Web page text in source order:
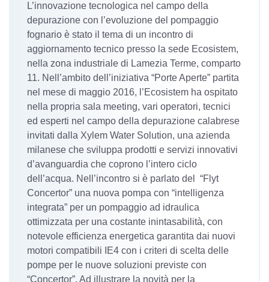
L’innovazione tecnologica nel campo della
depurazione con l’evoluzione del pompaggio
fognario è stato il tema di un incontro di
aggiornamento tecnico presso la sede Ecosistem,
nella zona industriale di Lamezia Terme, comparto
11. Nell’ambito dell’iniziativa “Porte Aperte” partita
nel mese di maggio 2016, l’Ecosistem ha ospitato
nella propria sala meeting, vari operatori, tecnici
ed esperti nel campo della depurazione calabrese
invitati dalla Xylem Water Solution, una azienda
milanese che sviluppa prodotti e servizi innovativi
d’avanguardia che coprono l’intero ciclo
dell’acqua. Nell’incontro si è parlato del “Flyt
Concertor” una nuova pompa con “intelligenza
integrata” per un pompaggio ad idraulica
ottimizzata per una costante inintasabilità, con
notevole efficienza energetica garantita dai nuovi
motori compatibili IE4 con i criteri di scelta delle
pompe per le nuove soluzioni previste con
“Concertor”. Ad illustrare la novità per la